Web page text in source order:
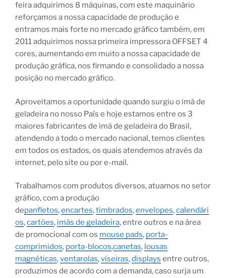
feira adquirimos 8 máquinas, com este maquinário
reforçamos a nossa capacidade de produção e
entramos mais forte no mercado gráfico também, em
2011 adquirimos nossa primeira impressora OFFSET 4
cores, aumentando em muito a nossa capacidade de
produção gráfica, nos firmando e consolidado a nossa
posição no mercado gráfico.
Aproveitamos a oportunidade quando surgiu o imã de
geladeira no nosso País e hoje estamos entre os 3
maiores fabricantes de imã de geladeira do Brasil,
atendendo a todo o mercado nacional, temos clientes
em todos os estados, os quais atendemos através da
internet, pelo site ou por e-mail.
Trabalhamos com produtos diversos, atuamos no setor
gráfico, com a produção
depanfletos,encartes,timbrados,envelopes,calendári
os,cartões, imãs de geladeira, entre outros e na área
de promocional com os mouse pads, porta-
comprimidos, porta-blocos,canetas, lousas
magnéticas,ventarolas,viseiras,displays entre outros,
produzimos de acordo com a demanda, caso surja um